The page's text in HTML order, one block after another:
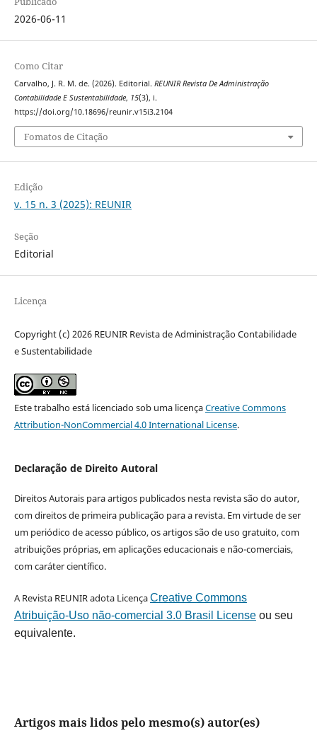
2026-06-11
Como Citar
Carvalho, J. R. M. de. (2026). Editorial. REUNIR Revista De Administração
Contabilidade E Sustentabilidade, 15(3), i.
https://doi.org/10.18696/reunir.v15i3.2104
Fomatos de Citação
Edição
v. 15 n. 3 (2025): REUNIR
Seção
Editorial
Licença
Copyright (c) 2026 REUNIR Revista de Administração Contabilidade
e Sustentabilidade
Este trabalho está licenciado sob uma licençaCreative Commons
Attribution-NonCommercial 4.0 International License.
Declaração de Direito Autoral
Direitos Autorais para artigos publicados nesta revista são do autor,
com direitos de primeira publicação para a revista. Em virtude de ser
um periódico de acesso público, os artigos são de uso gratuito, com
atribuições próprias, em aplicações educacionais e não-comerciais,
com caráter científico.
A Revista REUNIR adota LicençaCreative Commons
Atribuição-Uso não-comercial 3.0 Brasil Licenseou seu
equivalente.
Artigos mais lidos pelo mesmo(s) autor(es)